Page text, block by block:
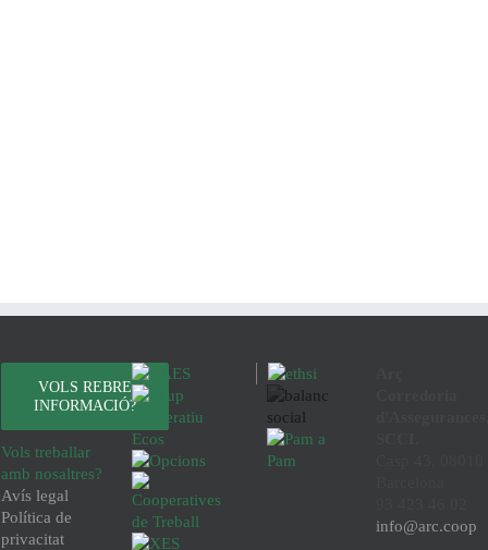
VOLS REBRE
INFORMACIÓ?
Vols treballar
amb nosaltres?
Avís legal
Política de
privacitat
info@arc.coop